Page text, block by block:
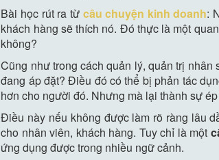
Bài học rút ra từ câu chuyện kinh doanh:
khách hàng sẽ thích nó. Đó thực là một
không?
Cũng như trong cách quản lý, quản trị nhân
đang áp đặt? Điều đó có thể bị phản tác
hơn cho người đó. Nhưng mà lại thành sự
Điều này nếu không được làm rõ ràng lâu
cho nhân viên, khách hàng. Tuy chỉ là một
ứng dụng được trong nhiều ngữ cảnh.